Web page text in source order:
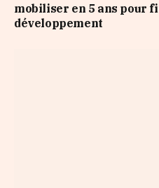
mobiliser en 5 ans pour
développement